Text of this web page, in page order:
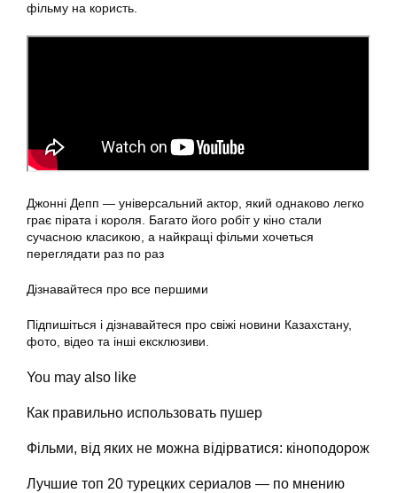
фільму на користь.
Джонні Депп — універсальний актор, який однаково легко
грає пірата і короля. Багато його робіт у кіно стали
сучасною класикою, а найкращі фільми хочеться
переглядати раз по раз
Дізнавайтеся про все першими
Підпишіться і дізнавайтеся про свіжі новини Казахстану,
фото, відео та інші ексклюзиви.
You may also like
Как правильно использовать пушер
Фільми, від яких не можна відірватися: кіноподорож
Лучшие топ 20 турецких сериалов — по мнению